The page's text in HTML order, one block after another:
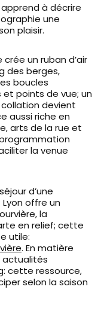
à décrire
une
plaisir.
crée un ruban d’air
des berges,
boucles
points de vue; un
devient
aussi riche en
arts de la rue et
la venue
d’une
offre un
la
en relief; cette
utile:
. En matière
actualités
cette ressource,
selon la saison